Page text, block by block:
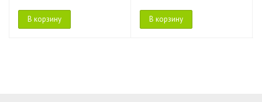
В корзину В корзину